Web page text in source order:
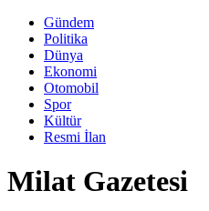
Gündem
Politika
Dünya
Ekonomi
Otomobil
Spor
Kültür
Resmi İlan
Milat Gazetesi